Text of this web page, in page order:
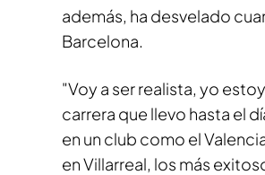
además, ha desvelado
Barcelona.
"Voy a ser realista, yo
carrera que llevo hasta el
en un club como el
en Villarreal, los más